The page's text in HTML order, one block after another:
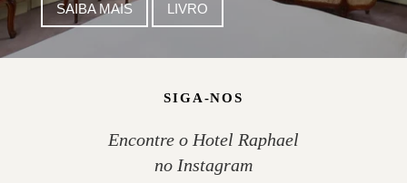
SAIBA MAIS LIVRO
SIGA-NOS
Encontre o Hotel Raphael
no Instagram